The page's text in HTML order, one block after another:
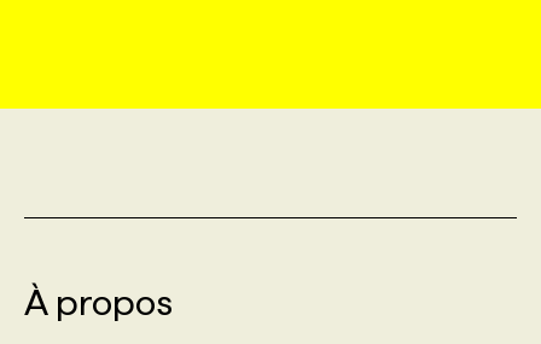
INITIATIVES NUMÉRIQUES
PRIX ET DISTINCTIONS
MARKETING DURABLE
ANNONCEZ AVEC NOUS
PROFIL ENTREPRISE
FAQ
PROFIL CANDIDAT
ANNONCEZ AVEC NOUS
NOS PARCOURS DE FORMATIONS
FORMATIONS PERSONNALISÉES
SERVICE DE CHASSE DE TÊTE
NOS TARIFS
À propos